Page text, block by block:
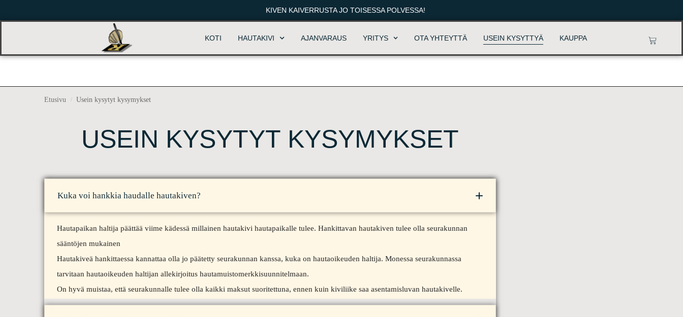
KIVEN KAIVERRUSTA JO TOISESSA POLVESSA!
KOTI HAUTAKIVI AJANVARAUS YRITYS OTA YHTEYTTÄ USEIN KYSYTTYÄ KAUPPA
Etusivu / Usein kysytyt kysymykset
USEIN KYSYTYT KYSYMYKSET
Kuka voi hankkia haudalle hautakiven?
Hautapaikan haltija päättää viime kädessä millainen hautakivi hautapaikalle tulee. Hankittavan hautakiven tulee olla seurakunnan
sääntöjen mukainen
Hautakiveä hankittaessa kannattaa olla jo päätetty seurakunnan kanssa, kuka on hautaoikeuden haltija. Monessa seurakunnassa
tarvitaan hautaoikeuden haltijan allekirjoitus hautamuistomerkkisuunnitelmaan.
On hyvä muistaa, että seurakunnalle tulee olla kaikki maksut suoritettuna, ennen kuin kiviliike saa asentamisluvan hautakivelle.